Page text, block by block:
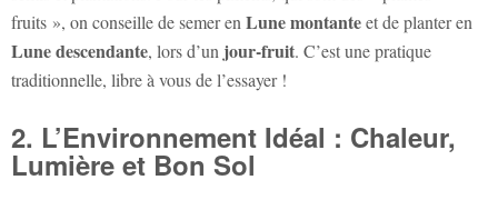
fruits », on conseille de semer en Lune montanteet de planter en
Lune descendante, lors d’un jour-fruit. C’est une pratique
traditionnelle, libre à vous de l’essayer !
2. L’Environnement Idéal : Chaleur,
Lumière et Bon Sol